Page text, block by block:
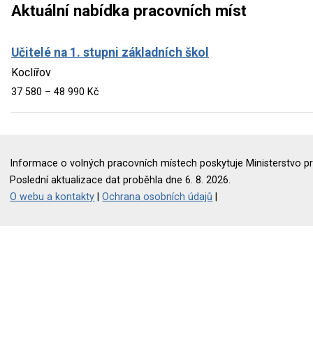
Aktuální nabídka pracovních míst
Učitelé na 1. stupni základních škol
Koclířov
37 580 – 48 990 Kč
Informace o volných pracovních místech poskytuje Ministerstvo
Poslední aktualizace dat proběhla dne 6. 8. 2026.
O webu a kontakty |Ochrana osobních údajů